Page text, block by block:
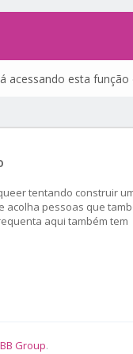
acessando esta
tentando construir
acolha pessoas que
aqui também tem
Group.